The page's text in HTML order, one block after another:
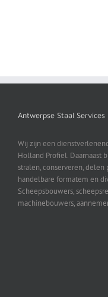
Antwerpse Staal Services
Wij zijn een
Holland Profiel. Daarnaast
stralen, conserveren,
handelbare formatem en
Scheepsbouwers,
machinebouwers,